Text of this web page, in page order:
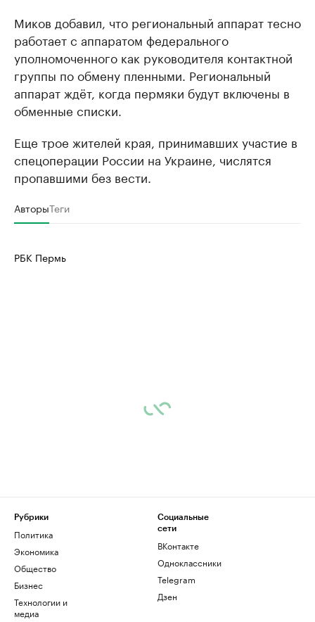
Миков добавил, что региональный аппарат тесно
работает с аппаратом федерального
уполномоченного как руководителя контактной
группы по обмену пленными. Региональный
аппарат ждёт, когда пермяки будут включены в
обменные списки.
Еще трое жителей края, принимавших участие в
спецоперации России на Украине, числятся
пропавшими без вести.
АвторыТеги
РБК Пермь
Рубрики
Политика
Экономика
Общество
Бизнес
Технологии и
медиа
Социальные
сети
ВКонтакте
Одноклассники
Telegram
Дзен